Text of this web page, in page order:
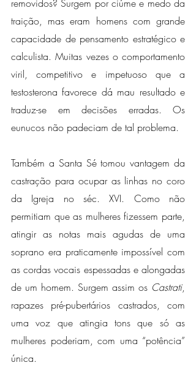
removidos? Surgem por ciúme e medo da
traição, mas eram homens com grande
capacidade de pensamento estratégico e
calculista. Muitas vezes o comportamento
viril, competitivo e impetuoso que a
testosterona favorece dá mau resultado e
traduz-se em decisões erradas. Os
eunucos não padeciam de tal problema.
Também a Santa Sé tomou vantagem da
castração para ocupar as linhas no coro
da Igreja no séc. XVI. Como não
permitiam que as mulheres fizessem parte,
atingir as notas mais agudas de uma
soprano era praticamente impossível com
as cordas vocais espessadas e alongadas
de um homem. Surgem assim os Castrati,
rapazes pré-pubertários castrados, com
uma voz que atingia tons que só as
mulheres poderiam, com uma “potência”
única.